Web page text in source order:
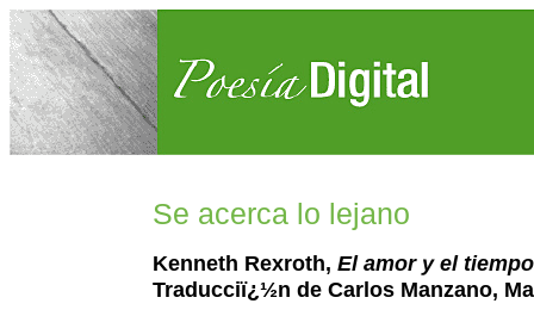
Se acerca lo lejano
Kenneth Rexroth, El amor y el
Traducciï¿½n de Carlos Manzano,